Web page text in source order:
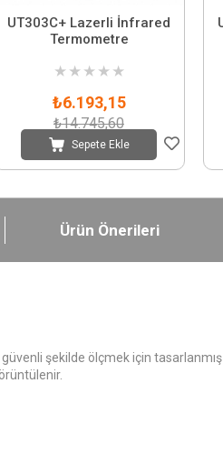
UT303C+ Lazerli İnfrared
Termometre
★ ★ ★ ★ ★
₺6.193,15
₺14.745,60
Sepete Ekle
Ürün Önerileri
şekilde ölçmek için